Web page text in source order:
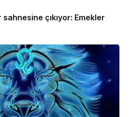
çıkıyor: Emekler